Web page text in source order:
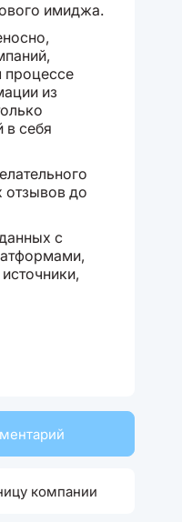
имиджа.
процессе
из
себя
отзывов до
с
компании